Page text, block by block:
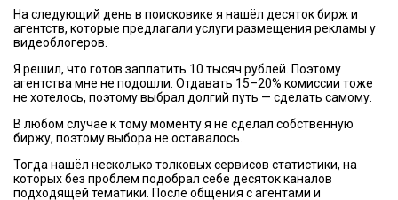
На следующий день в поисковике я нашёл десяток бирж и
агентств, которые предлагали услуги размещения рекламы у
видеоблогеров.
Я решил, что готов заплатить 10 тысяч рублей. Поэтому
агентства мне не подошли. Отдавать 15–20% комиссии тоже
не хотелось, поэтому выбрал долгий путь — сделать самому.
В любом случае к тому моменту я не сделал собственную
биржу, поэтому выбора не оставалось.
Тогда нашёл несколько толковых сервисов статистики, на
которых без проблем подобрал себе десяток каналов
подходящей тематики. После общения с агентами и